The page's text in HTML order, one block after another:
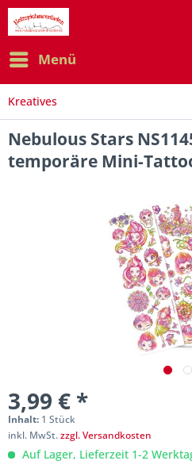
Menü
Kreatives
Nebulous Stars
temporäre Mini-
3,99 € *
Inhalt: 1 Stück
inkl. MwSt.zzgl. Versandkosten
Auf Lager, Lieferzeit 1-2